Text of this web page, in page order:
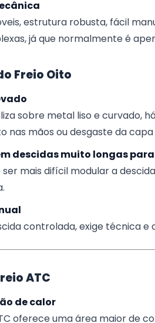
estrutura robusta, fácil
já que normalmente é
Freio Oito
sobre metal liso e curvado,
nas mãos ou desgaste da
descidas muito longas
mais difícil modular a
controlada, exige técnica e
ATC
de calor
oferece uma área maior de